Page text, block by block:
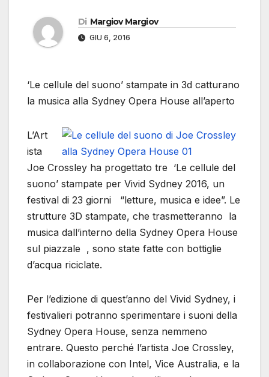
Di Margiov Margiov
GIU 6, 2016
‘Le cellule del suono’ stampate in 3d catturano
la musica alla Sydney Opera House all’aperto
L’Art
ista
Joe Crossley ha progettato tre ‘Le cellule del
suono’ stampate per Vivid Sydney 2016, un
festival di 23 giorni “letture, musica e idee”. Le
strutture 3D stampate, che trasmetteranno la
musica dall’interno della Sydney Opera House
sul piazzale , sono state fatte con bottiglie
d’acqua riciclate.
Per l’edizione di quest’anno del Vivid Sydney, i
festivalieri potranno sperimentare i suoni della
Sydney Opera House, senza nemmeno
entrare. Questo perché l’artista Joe Crossley,
in collaborazione con Intel, Vice Australia, e la